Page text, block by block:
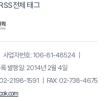
전체 태그
사업자번호: 106-81-48524｜
·발행일: 2014년 2월 4일
2198-1591
FAX: 02-738-4675